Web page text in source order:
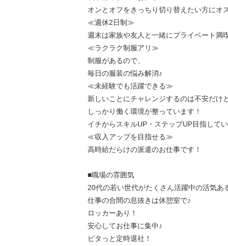
オンとオフをきっちり切り替えたい方にオ
≪週休2日制≫
週末は家族や友人と一緒にプライベート満
≪ラクラク制服アリ≫
制服があるので、
毎日の服装の悩み解消♪
≪未経験でも活躍できる≫
新しいことにチャレンジするのは不安だけど
しっかり働く環境が整っています！
イチからスキルUP・ステップUP目指して
≪収入アップを目指せる≫
高時給だらけの派遣のお仕事です！
■職場の雰囲気
20代の若い世代がたくさん活躍中の活気あ
仕事の合間の息抜きは休憩室で♪
ロッカーあり！
安心してお仕事に集中♪
ピタっと定時退社！